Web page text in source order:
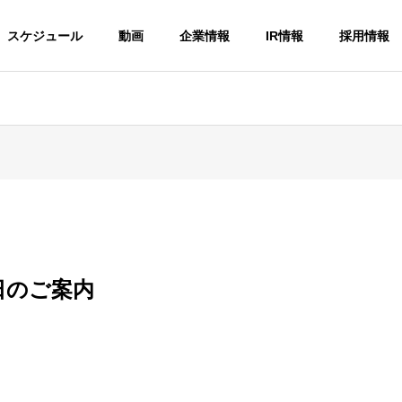
スケジュール 動画 企業情報 IR情報 採用情報
のご案内